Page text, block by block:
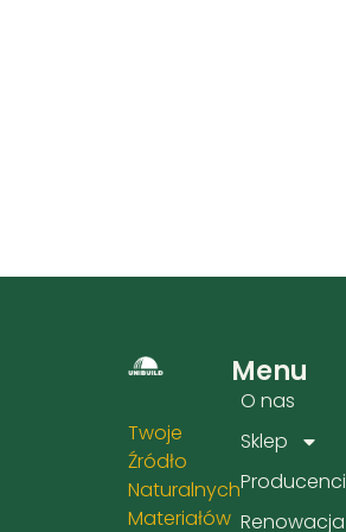
Twoje
Źródło
Naturalnych
Materiałów
Menu
O nas
Sklep
Producenci
Renowacja